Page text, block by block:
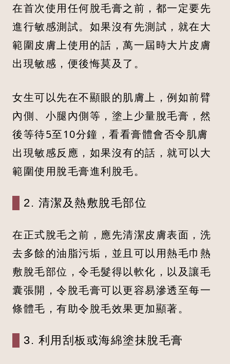
在首次使用任何脫毛膏之前，都一定要先
進行敏感測試。如果沒有先測試，就在大
範圍皮膚上使用的話，萬一屆時大片皮膚
出現敏感，便後悔莫及了。
女生可以先在不顯眼的肌膚上，例如前臂
內側、小腿內側等，塗上少量脫毛膏，然
後等待5至10分鐘，看看膏體會否令肌膚
出現敏感反應，如果沒有的話，就可以大
範圍使用脫毛膏進利脫毛。
2. 清潔及熱敷脫毛部位
在正式脫毛之前，應先清潔皮膚表面，洗
去多餘的油脂污垢，並且可以用熱毛巾熱
敷脫毛部位，令毛髮得以軟化，以及讓毛
囊張開，令脫毛膏可以更容易滲透至每一
條體毛，有助令脫毛效果更加顯著。
3. 利用刮板或海綿塗抹脫毛膏